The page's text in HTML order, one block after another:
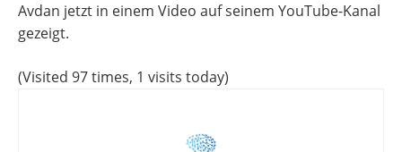
Avdan jetzt in einem Video auf seinem YouTube-Kanal
gezeigt.
(Visited 97 times, 1 visits today)